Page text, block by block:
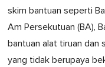
skim bantuan seperti
Am Persekutuan (BA),
bantuan alat tiruan dan
yang tidak berupaya